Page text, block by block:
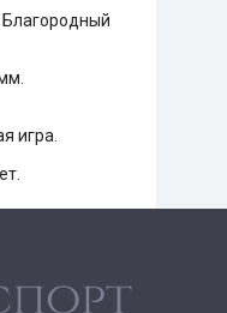
игра.